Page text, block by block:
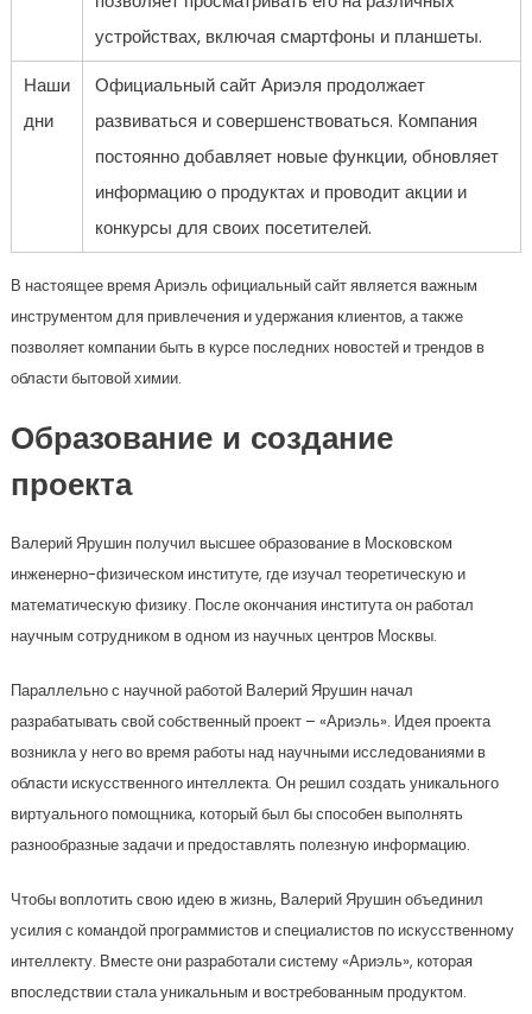
устройствах, включая смартфоны и планшеты.
Наши
дни
Официальный сайт Ариэля продолжает
развиваться и совершенствоваться. Компания
постоянно добавляет новые функции, обновляет
информацию о продуктах и проводит акции и
конкурсы для своих посетителей.
В настоящее время Ариэль официальный сайт является важным
инструментом для привлечения и удержания клиентов, а также
позволяет компании быть в курсе последних новостей и трендов в
области бытовой химии.
Образование и создание
проекта
Валерий Ярушин получил высшее образование в Московском
инженерно-физическом институте, где изучал теоретическую и
математическую физику. После окончания института он работал
научным сотрудником в одном из научных центров Москвы.
Параллельно с научной работой Валерий Ярушин начал
разрабатывать свой собственный проект – «Ариэль». Идея проекта
возникла у него во время работы над научными исследованиями в
области искусственного интеллекта. Он решил создать уникального
виртуального помощника, который был бы способен выполнять
разнообразные задачи и предоставлять полезную информацию.
Чтобы воплотить свою идею в жизнь, Валерий Ярушин объединил
усилия с командой программистов и специалистов по искусственному
интеллекту. Вместе они разработали систему «Ариэль», которая
впоследствии стала уникальным и востребованным продуктом.